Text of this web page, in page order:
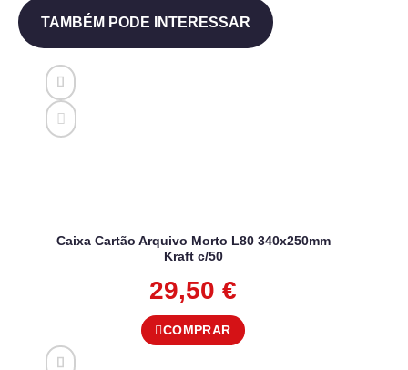
TAMBÉM PODE INTERESSAR
Caixa Cartão Arquivo Morto L80 340x250mm
Kraft c/50
29,50 €
COMPRAR